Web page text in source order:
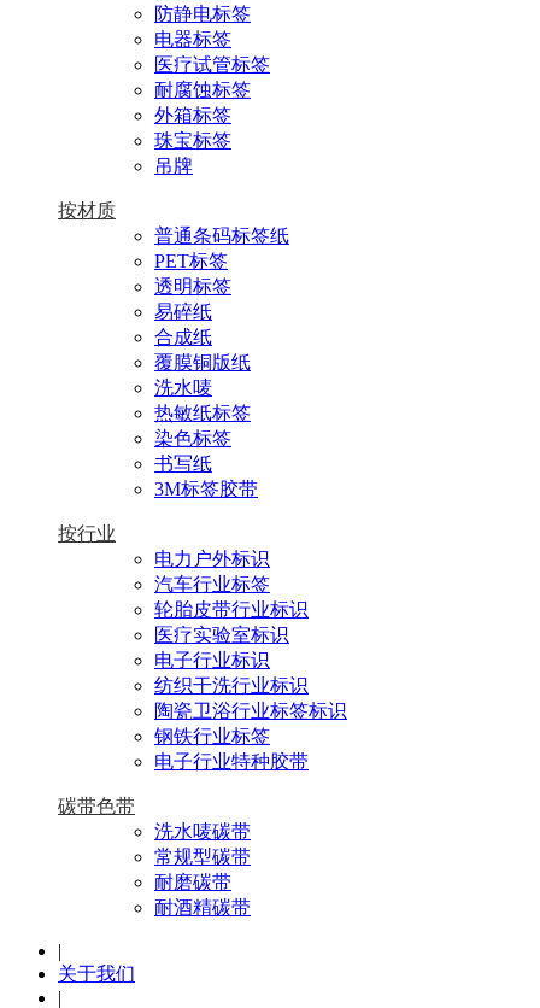
防静电标签
电器标签
医疗试管标签
耐腐蚀标签
外箱标签
珠宝标签
吊牌
按材质
普通条码标签纸
PET标签
透明标签
易碎纸
合成纸
覆膜铜版纸
洗水唛
热敏纸标签
染色标签
书写纸
3M标签胶带
按行业
电力户外标识
汽车行业标签
轮胎皮带行业标识
医疗实验室标识
电子行业标识
纺织干洗行业标识
陶瓷卫浴行业标签标识
钢铁行业标签
电子行业特种胶带
碳带色带
洗水唛碳带
常规型碳带
耐磨碳带
耐酒精碳带
|
关于我们
|